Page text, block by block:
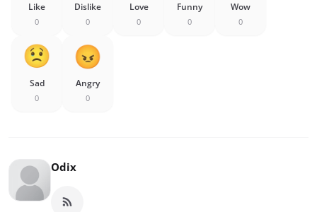
Like
0
Dislike
0
Love
0
Funny
0
Wow
0
Sad
0
Angry
0
Odix